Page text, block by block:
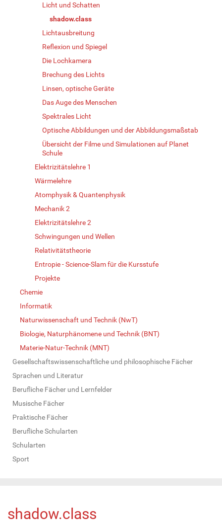
Licht und Schatten
shadow.class
Lichtausbreitung
Reflexion und Spiegel
Die Lochkamera
Brechung des Lichts
Linsen, optische Geräte
Das Auge des Menschen
Spektrales Licht
Optische Abbildungen und der Abbildungsmaßstab
Übersicht der Filme und Simulationen auf Planet
Schule
Elektrizitätslehre 1
Wärmelehre
Atomphysik & Quantenphysik
Mechanik 2
Elektrizitätslehre 2
Schwingungen und Wellen
Relativitätstheorie
Entropie - Science-Slam für die Kursstufe
Projekte
Chemie
Informatik
Naturwissenschaft und Technik (NwT)
Biologie, Naturphänomene und Technik (BNT)
Materie-Natur-Technik (MNT)
Gesellschaftswissenschaftliche und philosophische Fächer
Sprachen und Literatur
Berufliche Fächer und Lernfelder
Musische Fächer
Praktische Fächer
Berufliche Schularten
Schularten
Sport
shadow.class